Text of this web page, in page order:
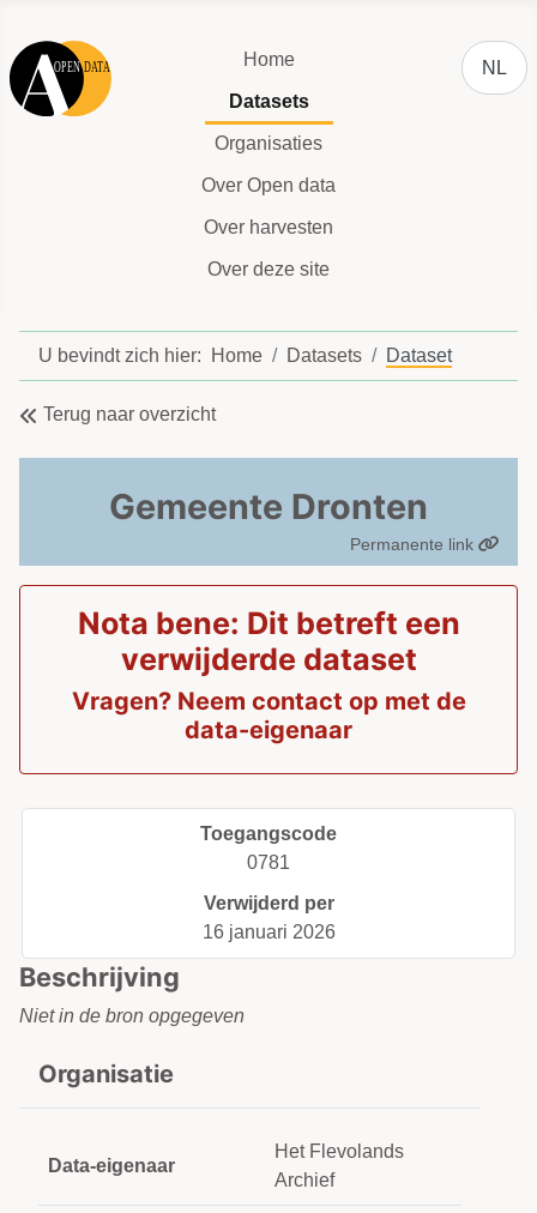
Home
Datasets
Organisaties
Over Open data
Over harvesten
Over deze site
NL
U bevindt zich hier: Home Datasets Dataset
Terug naar overzicht
Gemeente Dronten
Permanente link
Nota bene: Dit betreft een
verwijderde dataset
Vragen? Neem contact op met de
data-eigenaar
Beschrijving
Niet in de bron opgegeven
Organisatie
Data-eigenaar
Het Flevolands
Archief
Toegangscode
0781
Verwijderd per
16 januari 2026